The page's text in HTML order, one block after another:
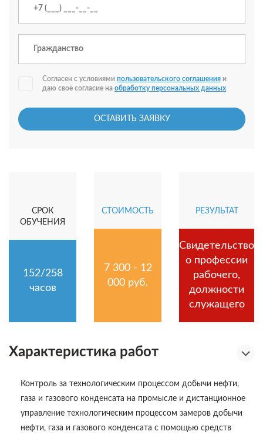
Согласен с условиями пользовательского соглашения и
даю своё согласие на обработку персональных данных
ОСТАВИТЬ ЗАЯВКУ
СРОК
ОБУЧЕНИЯ
152/258
часов
СТОИМОСТЬ
7 300 - 12
000 руб.
РЕЗУЛЬТАТ
Свидетельство
о профессии
рабочего,
должности
служащего
Характеристика работ
Контроль за технологическим процессом добычи нефти,
газа и газового конденсата на промысле и дистанционное
управление технологическим процессом замеров добычи
нефти, газа и газового конденсата с помощью средств